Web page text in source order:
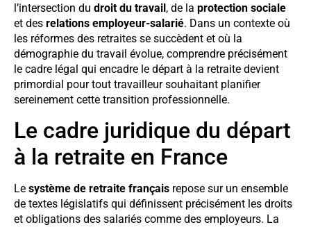
l’intersection du droit du travail, de la protection sociale
et des relations employeur-salarié. Dans un contexte où
les réformes des retraites se succèdent et où la
démographie du travail évolue, comprendre précisément
le cadre légal qui encadre le départ à la retraite devient
primordial pour tout travailleur souhaitant planifier
sereinement cette transition professionnelle.
Le cadre juridique du départ
à la retraite en France
Le système de retraite français repose sur un ensemble
de textes législatifs qui définissent précisément les droits
et obligations des salariés comme des employeurs. La